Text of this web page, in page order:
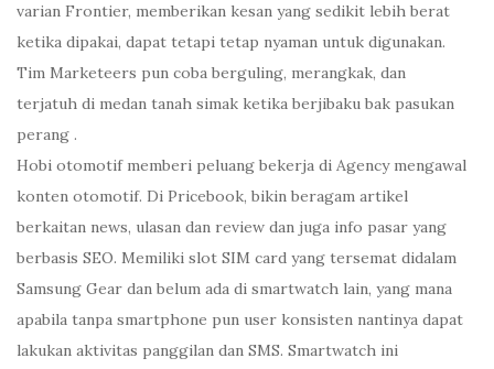
varian Frontier, memberikan kesan yang sedikit lebih berat
ketika dipakai, dapat tetapi tetap nyaman untuk digunakan.
Tim Marketeers pun coba berguling, merangkak, dan
terjatuh di medan tanah simak ketika berjibaku bak pasukan
perang .
Hobi otomotif memberi peluang bekerja di Agency mengawal
konten otomotif. Di Pricebook, bikin beragam artikel
berkaitan news, ulasan dan review dan juga info pasar yang
berbasis SEO. Memiliki slot SIM card yang tersemat didalam
Samsung Gear dan belum ada di smartwatch lain, yang mana
apabila tanpa smartphone pun user konsisten nantinya dapat
lakukan aktivitas panggilan dan SMS. Smartwatch ini